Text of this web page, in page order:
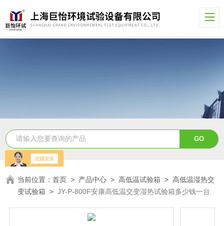
当前位置：首页 > 产品中心 >高低温试验箱 >高低温湿热交
变试验箱 >JY-P-800F安康高低温交变湿热试验箱多少钱一台